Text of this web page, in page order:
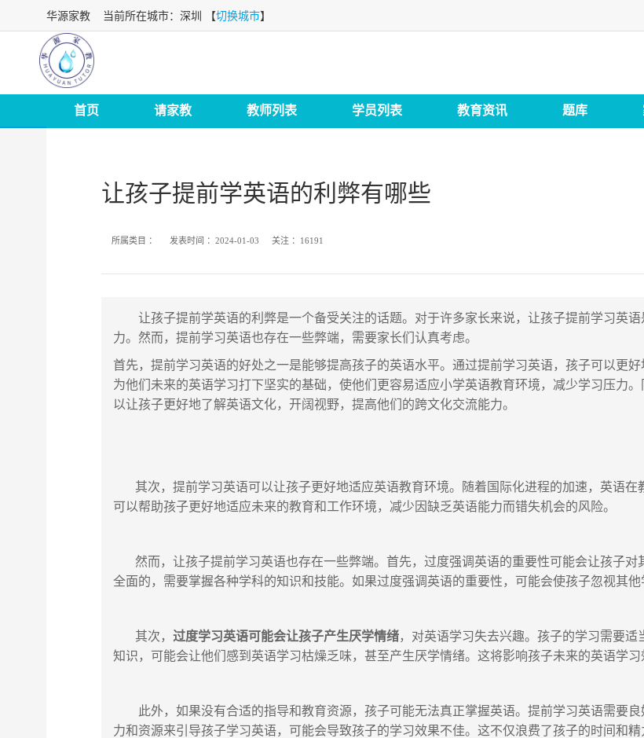
华源家教 当前所在城市：深圳 【切换城市】
首页 请家教 教师列表 学员列表 教育资讯 题库
让孩子提前学英语的利弊有哪些
所属类目 ： 发表时间 ：2024-01-03 关注 ： 16191
让孩子提前学英语的利弊是一个备受关注的话题。对于许多家长来说，让孩子提前学习英
力。然而，提前学习英语也存在一些弊端，需要家长们认真考虑。
首先，提前学习英语的好处之一是能够提高孩子的英语水平。通过提前学习英语，孩子可以更
为他们未来的英语学习打下坚实的基础，使他们更容易适应小学英语教育环境，减少学习压力
以让孩子更好地了解英语文化，开阔视野，提高他们的跨文化交流能力。
其次，提前学习英语可以让孩子更好地适应英语教育环境。随着国际化进程的加速，英语在
可以帮助孩子更好地适应未来的教育和工作环境，减少因缺乏英语能力而错失机会的风险。
然而，让孩子提前学习英语也存在一些弊端。首先，过度强调英语的重要性可能会让孩子对
全面的，需要掌握各种学科的知识和技能。如果过度强调英语的重要性，可能会使孩子忽视其他
其次，过度学习英语可能会让孩子产生厌学情绪，对英语学习失去兴趣。孩子的学习需要
知识，可能会让他们感到英语学习枯燥乏味，甚至产生厌学情绪。这将影响孩子未来的英语学习
此外，如果没有合适的指导和教育资源，孩子可能无法真正掌握英语。提前学习英语需要良
力和资源来引导孩子学习英语，可能会导致孩子的学习效果不佳。这不仅浪费了孩子的时间和